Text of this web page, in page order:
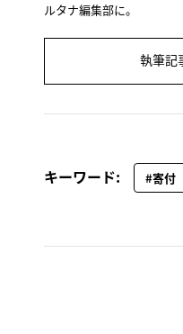
ルタナ編集部に。
執筆記
キーワード: #寄付